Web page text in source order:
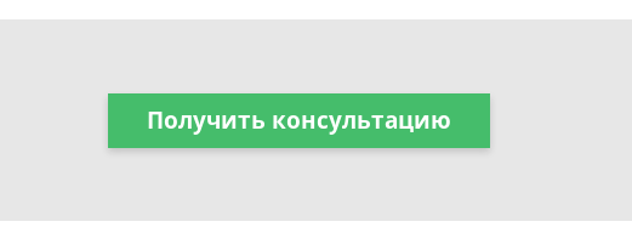
Получить консультацию